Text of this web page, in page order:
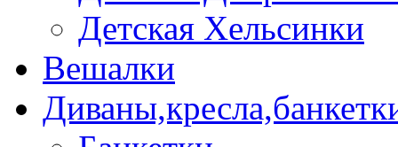
Детская Хельсинки
Вешалки